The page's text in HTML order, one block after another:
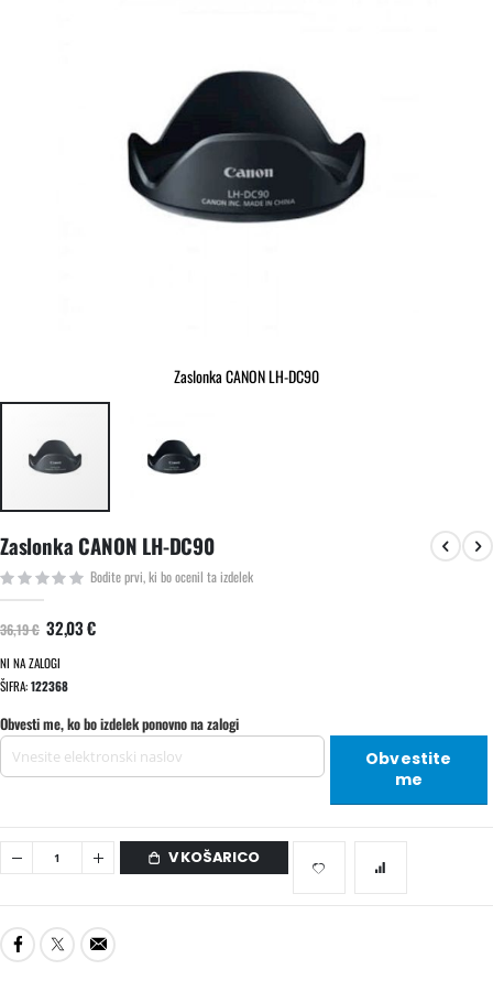
Zaslonka CANON LH-DC90
na
začetek
galerije
Zaslonka CANON LH-DC90
Bodite prvi, ki bo ocenil ta izdelek
36,19 € 32,03 €
NI NA ZALOGI
ŠIFRA 122368
Obvesti me, ko bo izdelek ponovno na zalogi
Obvestite
me
V KOŠARICO